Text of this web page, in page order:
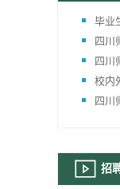
毕业
四川
四川
校内
四川
招